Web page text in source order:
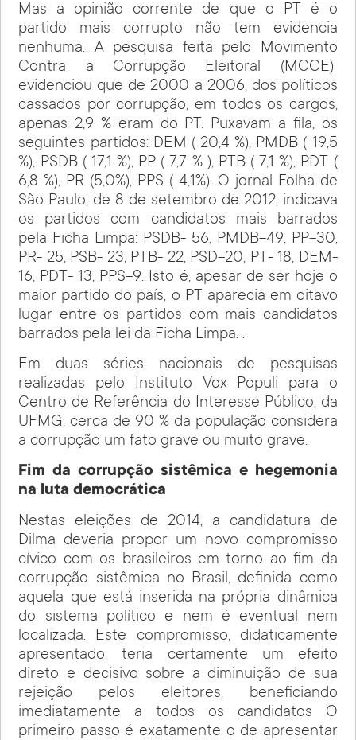
Mas a opinião corrente de que o PT é o
partido mais corrupto não tem evidencia
nenhuma. A pesquisa feita pelo Movimento
Contra a Corrupção Eleitoral (MCCE)
evidenciou que de 2000 a 2006, dos políticos
cassados por corrupção, em todos os cargos,
apenas 2,9 % eram do PT. Puxavam a fila, os
seguintes partidos: DEM ( 20,4 %), PMDB ( 19,5
%), PSDB ( 17,1 %), PP ( 7,7 % ), PTB ( 7,1 %), PDT (
6,8 %), PR (5,0%), PPS ( 4,1%). O jornal Folha de
São Paulo, de 8 de setembro de 2012, indicava
os partidos com candidatos mais barrados
pela Ficha Limpa: PSDB- 56, PMDB-49, PP-30,
PR- 25, PSB- 23, PTB- 22, PSD-20, PT- 18, DEM-
16, PDT- 13, PPS-9. Isto é, apesar de ser hoje o
maior partido do país, o PT aparecia em oitavo
lugar entre os partidos com mais candidatos
barrados pela lei da Ficha Limpa. .
Em duas séries nacionais de pesquisas
realizadas pelo Instituto Vox Populi para o
Centro de Referência do Interesse Público, da
UFMG, cerca de 90 % da população considera
a corrupção um fato grave ou muito grave.
Fim da corrupção sistêmica e hegemonia
na luta democrática
Nestas eleições de 2014, a candidatura de
Dilma deveria propor um novo compromisso
cívico com os brasileiros em torno ao fim da
corrupção sistêmica no Brasil, definida como
aquela que está inserida na própria dinâmica
do sistema político e nem é eventual nem
localizada. Este compromisso, didaticamente
apresentado, teria certamente um efeito
direto e decisivo sobre a diminuição de sua
rejeição pelos eleitores, beneficiando
imediatamente a todos os candidatos O
primeiro passo é exatamente o de apresentar